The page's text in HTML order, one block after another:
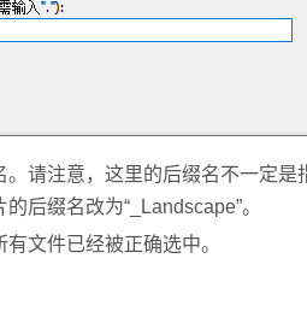
请注意，这里的后缀名不一定
后缀名改为“_Landscape”。
文件已经被正确选中。